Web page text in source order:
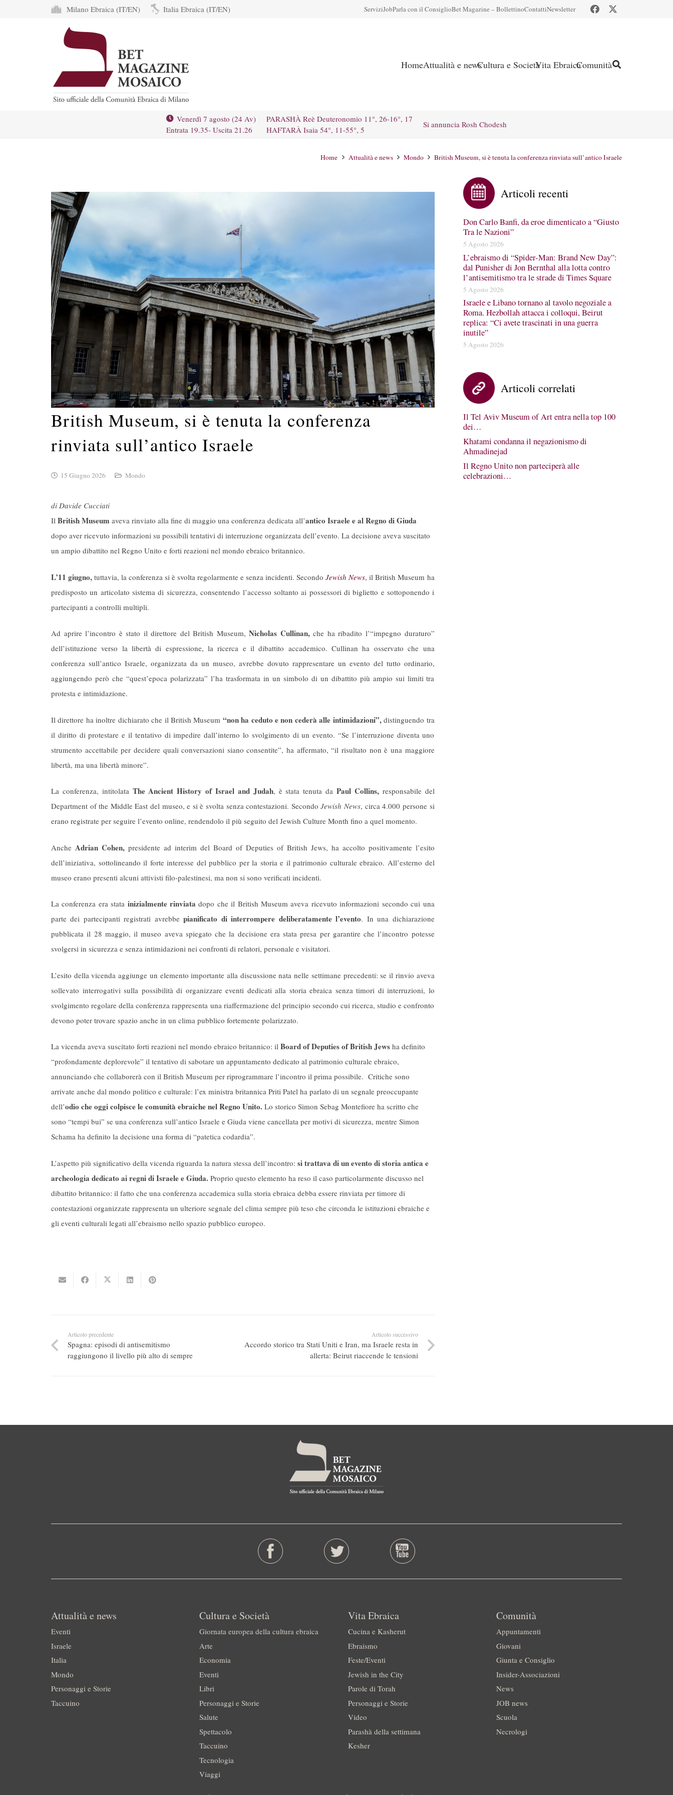
Milano Ebraica (IT/EN) Italia Ebraica (IT/EN) ServiziJobParla con il ConsiglioBet Magazine – BollettinoContattiNewsletter
HomeAttualità e newsCultura e SocietàVita EbraicaComunità
Venerdì 7 agosto (24 Av)
Entrata 19.35- Uscita 21.26
PARASHÀ Reè Deuteronomio 11°, 26-16°, 17
HAFTARÀ Isaia 54°, 11-55°, 5
Si annuncia Rosh Chodesh
Home Attualità e news Mondo British Museum, si è tenuta la conferenza rinviata sull’antico Israele
British Museum, si è tenuta la conferenza
rinviata sull’antico Israele
15 Giugno 2026 Mondo
di Davide Cucciati
Il British Museum aveva rinviato alla fine di maggio una conferenza dedicata all’antico Israele e al Regno di Giuda
dopo aver ricevuto informazioni su possibili tentativi di interruzione organizzata dell’evento. La decisione aveva suscitato
un ampio dibattito nel Regno Unito e forti reazioni nel mondo ebraico britannico.
L’11 giugno, tuttavia, la conferenza si è svolta regolarmente e senza incidenti. SecondoJewish News, il British Museum ha
predisposto un articolato sistema di sicurezza, consentendo l’accesso soltanto ai possessori di biglietto e sottoponendo i
partecipanti a controlli multipli.
Ad aprire l’incontro è stato il direttore del British Museum,Nicholas Cullinan,che ha ribadito l’“impegno duraturo”
dell’istituzione verso la libertà di espressione, la ricerca e il dibattito accademico. Cullinan ha osservato che una
conferenza sull’antico Israele, organizzata da un museo, avrebbe dovuto rappresentare un evento del tutto ordinario,
aggiungendo però che “quest’epoca polarizzata” l’ha trasformata in un simbolo di un dibattito più ampio sui limiti tra
protesta e intimidazione.
Il direttore ha inoltre dichiarato che il British Museum “non ha ceduto e non cederà alle intimidazioni”, distinguendo tra
il diritto di protestare e il tentativo di impedire dall’interno lo svolgimento di un evento. “Se l’interruzione diventa uno
strumento accettabile per decidere quali conversazioni siano consentite”, ha affermato, “il risultato non è una maggiore
libertà, ma una libertà minore”.
La conferenza, intitolataThe Ancient History of Israel and Judah, è stata tenuta da Paul Collins,responsabile del
Department of the Middle East del museo, e si è svolta senza contestazioni. SecondoJewish News, circa 4.000 persone si
erano registrate per seguire l’evento online, rendendolo il più seguito del Jewish Culture Month fino a quel momento.
Anche Adrian Cohen, presidente ad interim del Board of Deputies of British Jews, ha accolto positivamente l’esito
dell’iniziativa, sottolineando il forte interesse del pubblico per la storia e il patrimonio culturale ebraico. All’esterno del
museo erano presenti alcuni attivisti filo-palestinesi, ma non si sono verificati incidenti.
La conferenza era stata inizialmente rinviata dopo che il British Museum aveva ricevuto informazioni secondo cui una
parte dei partecipanti registrati avrebbepianificato di interrompere deliberatamente l’evento. In una dichiarazione
pubblicata il 28 maggio, il museo aveva spiegato che la decisione era stata presa per garantire che l’incontro potesse
svolgersi in sicurezza e senza intimidazioni nei confronti di relatori, personale e visitatori.
L’esito della vicenda aggiunge un elemento importante alla discussione nata nelle settimane precedenti: se il rinvio aveva
sollevato interrogativi sulla possibilità di organizzare eventi dedicati alla storia ebraica senza timori di interruzioni, lo
svolgimento regolare della conferenza rappresenta una riaffermazione del principio secondo cui ricerca, studio e confronto
devono poter trovare spazio anche in un clima pubblico fortemente polarizzato.
La vicenda aveva suscitato forti reazioni nel mondo ebraico britannico: il Board of Deputies of British Jews ha definito
“profondamente deplorevole” il tentativo di sabotare un appuntamento dedicato al patrimonio culturale ebraico,
annunciando che collaborerà con il British Museum per riprogrammare l’incontro il prima possibile. Critiche sono
arrivate anche dal mondo politico e culturale: l’ex ministra britannica Priti Patel ha parlato di un segnale preoccupante
dell’odio che oggi colpisce le comunità ebraiche nel Regno Unito. Lo storico Simon Sebag Montefiore ha scritto che
sono “tempi bui” se una conferenza sull’antico Israele e Giuda viene cancellata per motivi di sicurezza, mentre Simon
Schama ha definito la decisione una forma di “patetica codardia”.
L’aspetto più significativo della vicenda riguarda la natura stessa dell’incontro: si trattava di un evento di storia antica e
archeologia dedicato ai regni di Israele e Giuda. Proprio questo elemento ha reso il caso particolarmente discusso nel
dibattito britannico: il fatto che una conferenza accademica sulla storia ebraica debba essere rinviata per timore di
contestazioni organizzate rappresenta un ulteriore segnale del clima sempre più teso che circonda le istituzioni ebraiche e
gli eventi culturali legati all’ebraismo nello spazio pubblico europeo.
Articolo precedente
Spagna: episodi di antisemitismo
raggiungono il livello più alto di sempre
Articolo successivo
Accordo storico tra Stati Uniti e Iran, ma Israele resta in
allerta: Beirut riaccende le tensioni
Articoli recenti
Don Carlo Banfi, da eroe dimenticato a “Giusto
Tra le Nazioni”
5 Agosto 2026
L’ebraismo di “Spider-Man: Brand New Day”:
dal Punisher di Jon Bernthal alla lotta contro
l’antisemitismo tra le strade di Times Square
5 Agosto 2026
Israele e Libano tornano al tavolo negoziale a
Roma. Hezbollah attacca i colloqui, Beirut
replica: “Ci avete trascinati in una guerra
inutile”
5 Agosto 2026
Articoli correlati
Il Tel Aviv Museum of Art entra nella top 100
dei…
Khatami condanna il negazionismo di
Ahmadinejad
Il Regno Unito non parteciperà alle
celebrazioni…
Attualità e news
Eventi
Israele
Italia
Mondo
Personaggi e Storie
Taccuino
Cultura e Società
Giornata europea della cultura ebraica
Arte
Economia
Eventi
Libri
Personaggi e Storie
Salute
Spettacolo
Taccuino
Tecnologia
Viaggi
Vita Ebraica
Cucina e Kasherut
Ebraismo
Feste/Eventi
Jewish in the City
Parole di Torah
Personaggi e Storie
Video
Parashà della settimana
Kesher
Comunità
Appuntamenti
Giovani
Giunta e Consiglio
Insider-Associazioni
News
JOB news
Scuola
Necrologi